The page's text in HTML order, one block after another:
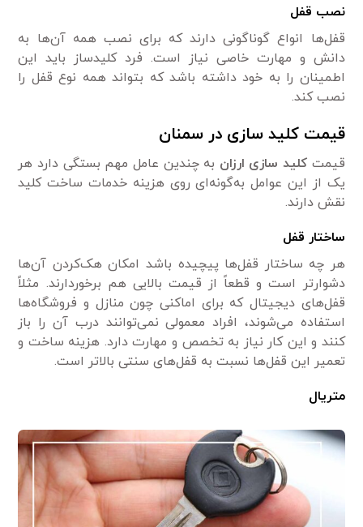
نصب قفل
قفل‌ها انواع گوناگونی دارند که برای نصب همه آن‌ها به
دانش و مهارت خاصی نیاز است. فرد کلیدساز باید این
اطمینان را به خود داشته باشد که بتواند همه نوع قفل را
نصب کند.
قیمت کلید سازی در سمنان
قیمت کلید سازی ارزان به چندین عامل مهم بستگی دارد هر
یک از این عوامل به‌گونه‌ای روی هزینه خدمات ساخت کلید
نقش دارند.
ساختار قفل
هر چه ساختار قفل‌ها پیچیده باشد امکان هک‌کردن آن‌ها
دشوارتر است و قطعاً از قیمت بالایی هم برخوردارند. مثلاً
قفل‌های دیجیتال که برای اماکنی چون منازل و فروشگاه‌ها
استفاده می‌شوند، افراد معمولی نمی‌توانند درب آن را باز
کنند و این کار نیاز به تخصص و مهارت دارد. هزینه ساخت و
تعمیر این قفل‌ها نسبت به قفل‌های سنتی بالاتر است.
متریال